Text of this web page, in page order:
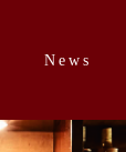
News